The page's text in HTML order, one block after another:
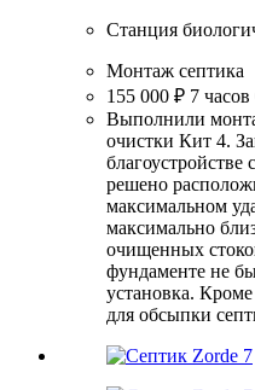
Станция
Монтаж септика
155 000 ₽ 7 часов
Выполнили
очистки Кит 4.
благоустройстве
решено
максимальном
максимально
очищенных
фундаменте не
установка.
для обсыпки